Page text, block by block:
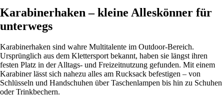
Karabinerhaken – kleine Alleskönner für
unterwegs
Karabinerhaken sind wahre Multitalente im Outdoor-Bereich.
Ursprünglich aus dem Klettersport bekannt, haben sie längst ihren
festen Platz in der Alltags- und Freizeitnutzung gefunden. Mit einem
Karabiner lässt sich nahezu alles am Rucksack befestigen – von
Schlüsseln und Handschuhen über Taschenlampen bis hin zu Schuhen
oder Trinkbechern.